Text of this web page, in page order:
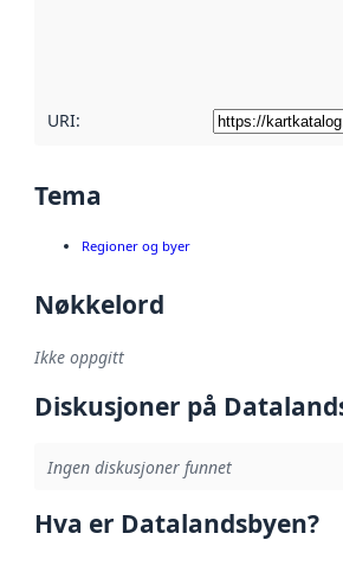
URI:
Tema
Regioner og byer
Nøkkelord
Ikke oppgitt
Diskusjoner på
Ingen diskusjoner funnet
Hva er Datalandsbyen?